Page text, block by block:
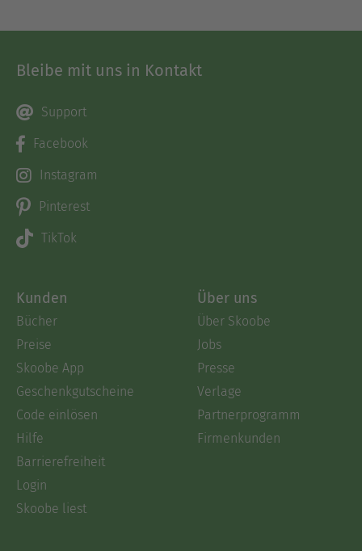
Bleibe mit uns in Kontakt
Support
Facebook
Instagram
Pinterest
TikTok
Kunden
Bücher
Preise
Skoobe App
Geschenkgutscheine
Code einlösen
Hilfe
Barrierefreiheit
Login
Skoobe liest
Über uns
Über Skoobe
Jobs
Presse
Verlage
Partnerprogramm
Firmenkunden